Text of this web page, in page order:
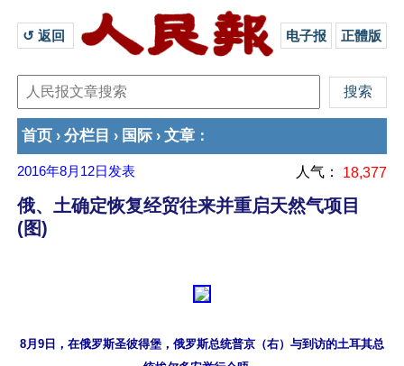
↺ 返回 电子报 正體版
首页 › 分栏目 › 国际 › 文章 ：
2016年8月12日 发表 人气： 18,377
俄、土确定恢复经贸往来并重启天然气项目
(图)
8月9日，在俄罗斯圣彼得堡，俄罗斯总统普京（右）与到访的土耳其总